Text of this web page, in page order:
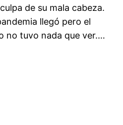
de su mala cabeza.
llegó pero el
no tuvo nada que ver.…